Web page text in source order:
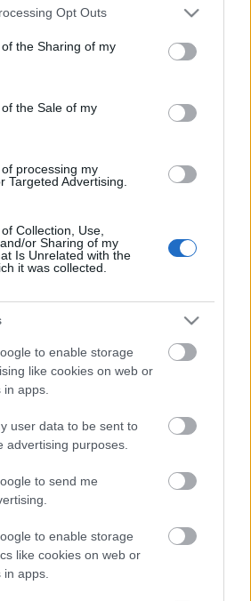
app uses one or more Google
or usage behaviour. You may click to
to Google and its third-party tags to
specified purposes in below Google
Opt Outs
the Sharing of my
the Sale of my
processing my
Targeted Advertising.
Collection, Use,
or Sharing of my
Is Unrelated with the
it was collected.
to enable storage
like cookies on web or
apps.
user data to be sent to
advertising purposes.
to send me
to enable storage
like cookies on web or
apps.
által megosztott bejegyzés
mike patton mr bungle
visszatérhet a Faith No More!
Jehhny Beth új dalában